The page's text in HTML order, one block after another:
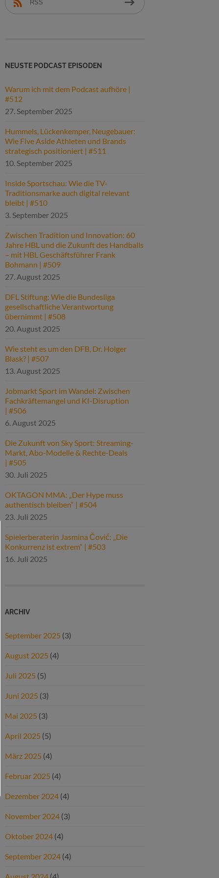
RSS
NEUSTE PODCAST EPISODEN
Warum ich mit dem Podcast aufhöre |
#512
27. September 2025
Hummels, Lückenkemper, Neugebauer:
Wie Five Aside Athleten und Brands
strategisch positioniert | #511
10. September 2025
Inside Sportschau: Wie die TV-
Traditionsmarke auch digital relevant
bleibt | #510
3. September 2025
Zwischen Tradition und Innovation: 60
Jahre HBL und die Zukunft des Handballs
– mit HBL Geschäftsführer Frank
Bohmann | #509
27. August 2025
DFL Stiftung: Wie die Bundesliga
gesellschaftliche Verantwortung
übernimmt | #508
20. August 2025
Wie steht es um den DFB, Dr. Holger
Blask? | #507
13. August 2025
Jobmarkt Sport im Wandel: Zwischen
Fachkräftemangel und KI-Disruption
| #506
6. August 2025
Die Zukunft von Sky Sport: Streaming-
Markt, Abo-Modelle & Rechte-Deals
| #505
30. Juli 2025
OKTAGON MMA: „Der Hype muss
authentisch bleiben“ | #504
23. Juli 2025
Spielerberaterin Jasmina Čović: „Die
Konkurrenz ist extrem“ | #503
16. Juli 2025
ARCHIV
September 2025 (3)
August 2025 (4)
Juli 2025 (5)
Juni 2025 (3)
Mai 2025 (3)
April 2025 (5)
März 2025 (4)
Februar 2025 (4)
Dezember 2024 (4)
November 2024 (3)
Oktober 2024 (4)
September 2024 (4)